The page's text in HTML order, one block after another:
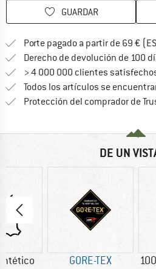
GUARDAR
Porte pagado a partir de 69 €
Derecho de devolución de 100
> 4 000 000 clientes
Todos los artículos se
Protección del comprador de
DE UN
GORE-TEX